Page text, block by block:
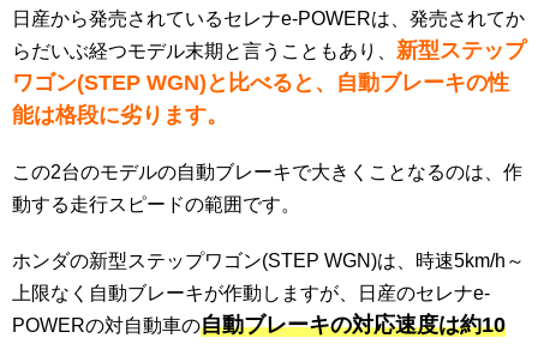
日産から発売されているセレナe-POWERは、発売されてか
らだいぶ経つモデル末期と言うこともあり、 新型ステップ
ワゴン(STEP WGN)と比べると、自動ブレーキの性
能は格段に劣ります。
この2台のモデルの自動ブレーキで大きくことなるのは、作
動する走行スピードの範囲です。
ホンダの新型ステップワゴン(STEP WGN)は、時速5km/h～
上限なく自動ブレーキが作動しますが、日産のセレナe-
POWERの対自動車の自動ブレーキの対応速度は約10